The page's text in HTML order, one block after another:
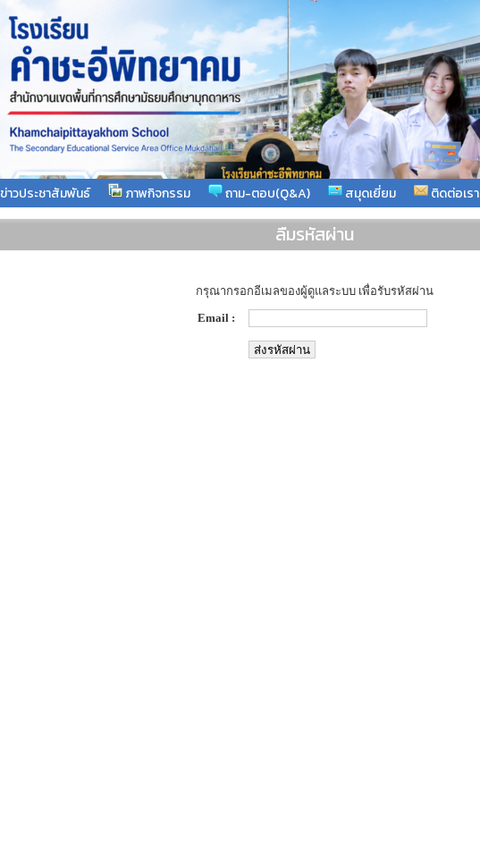
ข่าวประชาสัมพันธ์ ภาพกิจกรรม ถาม-ตอบ(Q&A) สมุดเยี่ยม ติดต่อเรา
ลืมรหัสผ่าน
กรุณากรอกอีเมลของผู้ดูแลระบบ เพื่อรับรหัสผ่าน
Email :